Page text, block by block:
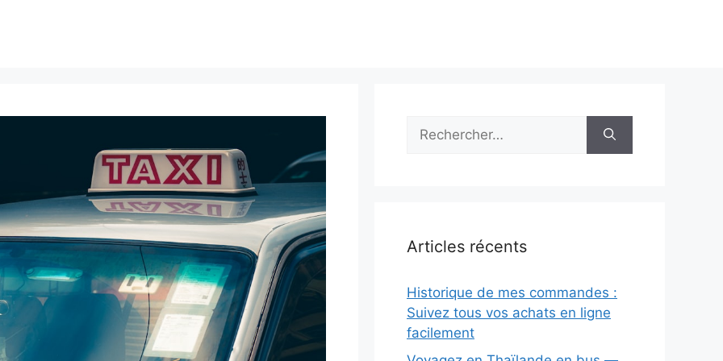
Rechercher :
Articles récents
Historique de mes commandes :
Suivez tous vos achats en ligne
facilement